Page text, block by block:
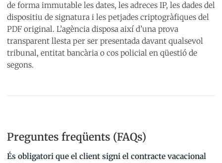
de forma immutable les dates, les adreces IP, les dades del
dispositiu de signatura i les petjades criptogràfiques del
PDF original. L’agència disposa així d’una prova
transparent llesta per ser presentada davant qualsevol
tribunal, entitat bancària o cos policial en qüestió de
segons.
Preguntes freqüents (FAQs)
És obligatori que el client signi el contracte vacacional